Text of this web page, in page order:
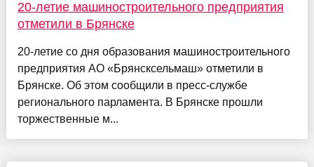
20-летие машиностроительного предприятия
отметили в Брянске
20-летие со дня образования машиностроительного
предприятия АО «Брянсксельмаш» отметили в
Брянске. Об этом сообщили в пресс-службе
регионального парламента. В Брянске прошли
торжественные м...